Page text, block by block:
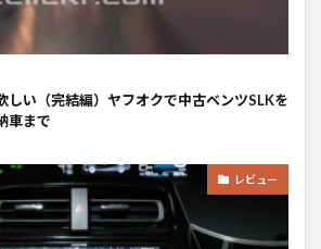
しい（完結編）ヤフオクで中古ベンツSLKを
車まで
レビュー